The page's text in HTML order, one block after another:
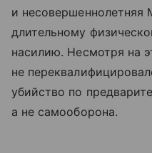
и несовершеннолетняя
длительному
насилию. Несмотря на
не
убийство по
а не самооборона.